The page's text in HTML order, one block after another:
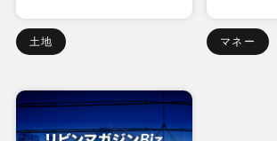
土地 マネー